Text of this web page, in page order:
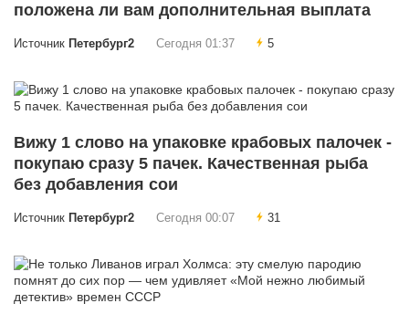
положена ли вам дополнительная выплата
Источник Петербург2 Сегодня 01:37 5
Вижу 1 слово на упаковке крабовых палочек -
покупаю сразу 5 пачек. Качественная рыба
без добавления сои
Источник Петербург2 Сегодня 00:07 31